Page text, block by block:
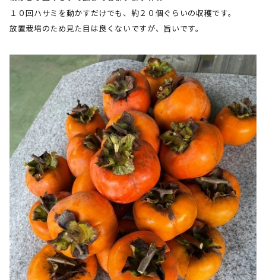
１０回ハサミを動かすだけでも、約２０個ぐらいの収穫です。
放置栽培のため見た目は良くないですが、旨いです。